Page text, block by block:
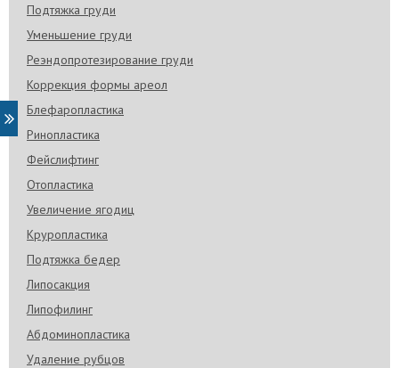
Подтяжка груди
Уменьшение груди
Реэндопротезирование груди
Коррекция формы ареол
Блефаропластика
Ринопластика
Фейслифтинг
Отопластика
Увеличение ягодиц
Круропластика
Подтяжка бедер
Липосакция
Липофилинг
Абдоминопластика
Удаление рубцов